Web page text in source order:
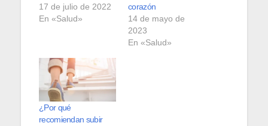
17 de julio de 2022
En «Salud»
corazón
14 de mayo de
2023
En «Salud»
¿Por qué
recomiendan subir